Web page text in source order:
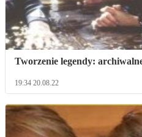
Tworzenie legendy:
19:34 20.08.22